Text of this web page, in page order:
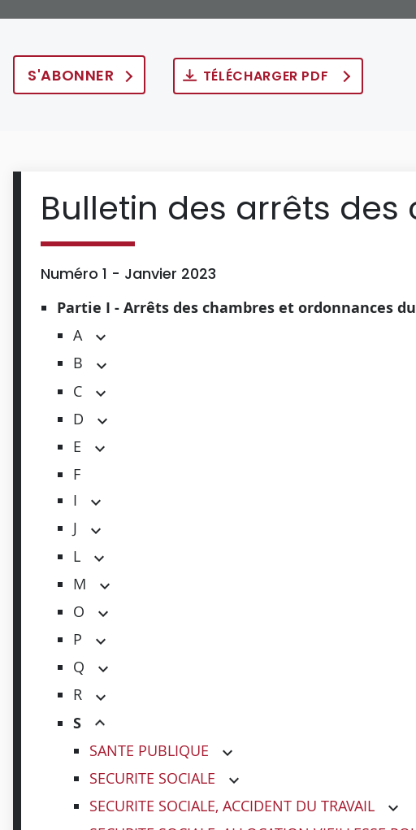
S'ABONNER TÉLÉCHARGER PDF
Bulletin des arrêts
Numéro 1 - Janvier 2023
Partie I - Arrêts des chambres et ordonnances
A
B
C
D
E
F
I
J
L
M
O
P
Q
R
S
SANTE PUBLIQUE
SECURITE SOCIALE
SECURITE SOCIALE, ACCIDENT DU TRAVAIL